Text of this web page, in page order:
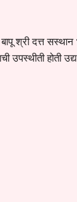
श्री दत्त
होती